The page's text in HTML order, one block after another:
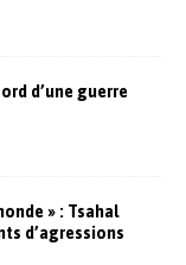
d’une guerre
» : Tsahal
d’agressions